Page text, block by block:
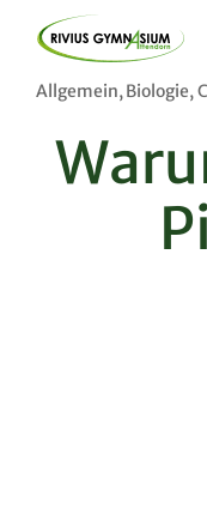
Skip
content
Fächer
Unterricht
Allgemein Biologie